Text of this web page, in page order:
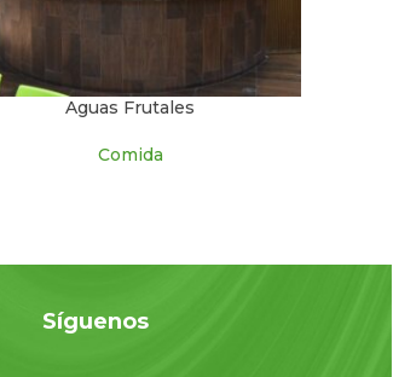
Aguas Frutales
Comida
Síguenos